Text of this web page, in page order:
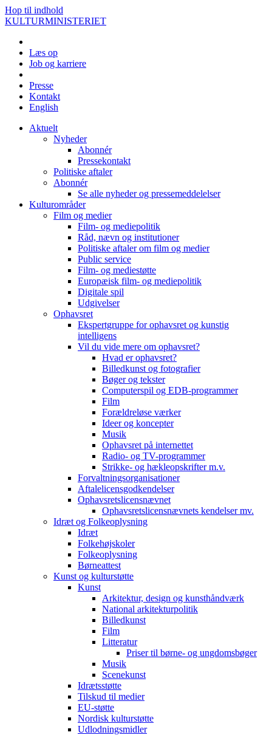
Hop til indhold
KULTURMINISTERIET
Læs op
Job og karriere
Presse
Kontakt
English
Aktuelt
Nyheder
Abonnér
Pressekontakt
Politiske aftaler
Abonnér
Se alle nyheder og pressemeddelelser
Kulturområder
Film og medier
Film- og mediepolitik
Råd, nævn og institutioner
Politiske aftaler om film og medier
Public service
Film- og mediestøtte
Europæisk film- og mediepolitik
Digitale spil
Udgivelser
Ophavsret
Ekspertgruppe for ophavsret og kunstig
intelligens
Vil du vide mere om ophavsret?
Hvad er ophavsret?
Billedkunst og fotografier
Bøger og tekster
Computerspil og EDB-programmer
Film
Forældreløse værker
Ideer og koncepter
Musik
Ophavsret på internettet
Radio- og TV-programmer
Strikke- og hækleopskrifter m.v.
Forvaltningsorganisationer
Aftalelicensgodkendelser
Ophavsretslicensnævnet
Ophavsretslicensnævnets kendelser mv.
Idræt og Folkeoplysning
Idræt
Folkehøjskoler
Folkeoplysning
Børneattest
Kunst og kulturstøtte
Kunst
Arkitektur, design og kunsthåndværk
National arkitekturpolitik
Billedkunst
Film
Litteratur
Priser til børne- og ungdomsbøger
Musik
Scenekunst
Idrætsstøtte
Tilskud til medier
EU-støtte
Nordisk kulturstøtte
Udlodningsmidler